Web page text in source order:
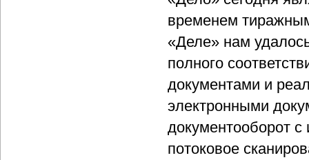
временем
«Деле» нам
полного
документами и
электронными
документооборот
потоковое